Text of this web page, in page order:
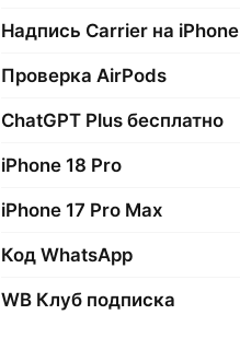
Надпись Carrier на iPhone
Проверка AirPods
ChatGPT Plus бесплатно
iPhone 18 Pro
iPhone 17 Pro Max
Код WhatsApp
WB Клуб подписка